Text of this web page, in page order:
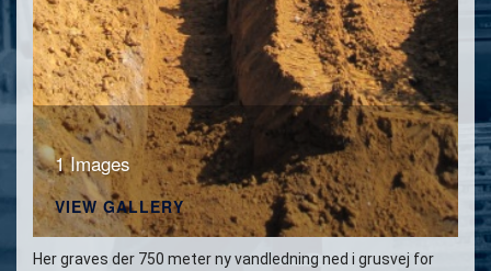
1 Images
VIEW GALLERY
Her graves der 750 meter ny vandledning ned i grusvej for